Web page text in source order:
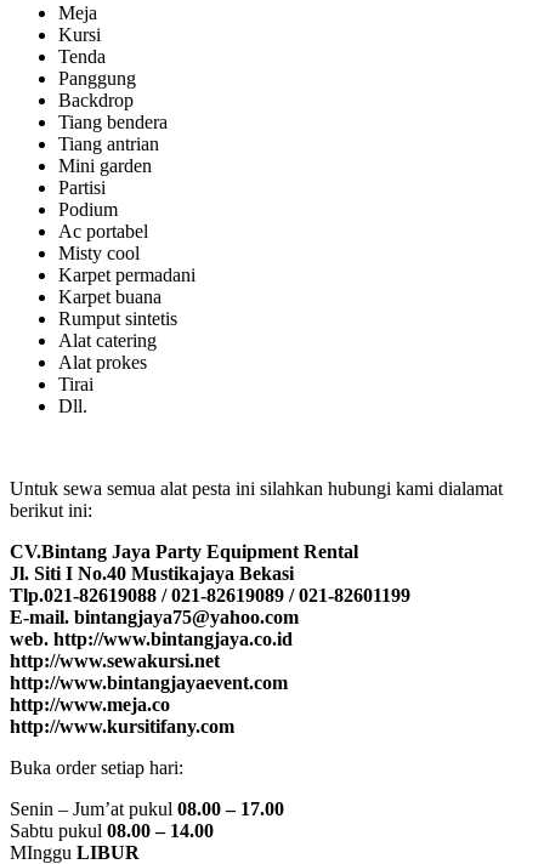
Meja
Kursi
Tenda
Panggung
Backdrop
Tiang bendera
Tiang antrian
Mini garden
Partisi
Podium
Ac portabel
Misty cool
Karpet permadani
Karpet buana
Rumput sintetis
Alat catering
Alat prokes
Tirai
Dll.
Untuk sewa semua alat pesta ini silahkan hubungi kami dialamat
berikut ini:
CV.Bintang Jaya Party Equipment Rental
Jl. Siti I No.40 Mustikajaya Bekasi
Tlp.021-82619088 / 021-82619089 / 021-82601199
E-mail. bintangjaya75@yahoo.com
web. http://www.bintangjaya.co.id
http://www.sewakursi.net
http://www.bintangjayaevent.com
http://www.meja.co
http://www.kursitifany.com
Buka order setiap hari:
Senin – Jum’at pukul 08.00 – 17.00
Sabtu pukul 08.00 – 14.00
MInggu LIBUR